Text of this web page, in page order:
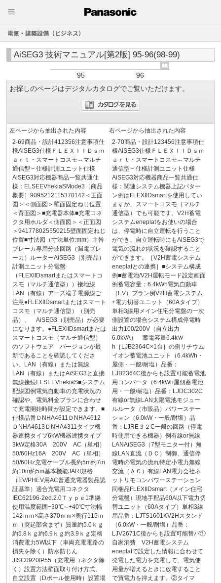
電気・建築設備（ビジネス）
AiSEG3 技術マニュアル[第2版] 95-96(98-99)
95
96
お探しのページはデジタルカタログでご覧いただけます。
左ページから抽出された内容
2-69商品・設計412356注意事項仕
様AiSEG3仕様ＦＬＥＸＩＩＤｓｍ
ａｒｔ・スマートコスモ︵マルチ
通信型︶仕様計測ユニット仕様
AiSEG3対応機器商品一覧共通仕
様：ELSEEVhekiaSMode3［商品
概要］9095212115370142＜正面
図＞＜側面図＞壁面固定ねじ位置
＜背面図＞■充電器本体■充電コネ
クタ用ホルダ＜側面図＞＜正面図
＞941778025550215壁面固定ねじ
位置■寸法図（寸法単位:mm）主幹
ブレーカ専用分岐回路（漏電ブレ
ーカ）ルーターAiSEG3（別売品）
計測ユニット分電盤
（FLEXIIDsmartまたはスマートコ
スモ（マルチ通信型））接地線
LAN（有線）アース端子電源線ご
注意●FLEXIIDsmartまたはスマート
コスモ（マルチ通信型）（別売
品）、 AiSEG3（別売品）が必要
になります。●FLEXIIDsmartまたは
スマートコスモ（マルチ通信型）
のソフトウェア バージョンが最
新であることを確認してくださ
い。LAN（有線）または無線
LAN（有線）またはAiSEG3と直接
無線接続ELSEEVhekiaS■システム
配線図例電気自動車の充電状況の
確認や、電気料金プランに合わせ
て充電開始時間が設定できます。■
仕様品番ＤNHA4611ＤNHA4612
ＤNHA4613ＤNHA4311タイプ機
器連携タイプ6kW機器連携タイプ
3kW定格30A 200V AC（単相）
50/60Hz16A 200V AC（単相）
50/60Hz充電ケーブル長約5m約7m
約10m約5m基本機能JARI規格
（EV/PHEV用AC普通充電器製品認
証基準）適合充電用コネクタ
IEC62196-2ed.2.0Ｔｙｐｅ1準拠
使用温度範囲−30℃∼+40℃寸法幅
142ｍｍ×高さ370ｍｍ×奥行115ｍ
ｍ（突起部含まず）質量約5.0ｋｇ
約5.8ｋｇ約6.9ｋｇ約3.9ｋｇ定格
消費電力5W以下（車両充電電路の
損失を除く）防水防じん
JISC0920IP55（充電用コネクタ除
く）設置方法壁面取り付け方式、
自立設置（Dポール使用時）設置場
右ページから抽出された内容
2-70商品・設計123456注意事項仕
様AiSEG3仕様ＦＬＥＸＩＩＤｓｍ
ａｒｔ・スマートコスモ︵マルチ
通信型︶仕様計測ユニット仕様
AiSEG3対応機器商品一覧共通仕
様：関連システム機器上記パター
ン例はFLEXIIDsmartを使用してい
ますが、スマートコスモ（マルチ
通信型）でも可能です。V2H蓄電
システムeneplatをお使いの場合
は、停電時に自立運転を行うこと
ができ、自立運転時にもAiSEG3で
電気の流れの状況を確認すること
ができます。［V2H蓄電システム
eneplatとの連携］■システム構成
例■蓄電池/V2H運転モード設定画面
例蓄電容量：6.4kWh電気自動車
（EV）プラン例V2H蓄電システム
+電力切替ユニット（60Aタイプ）
単相3線用メイン住宅分電盤の一次
側設置の場合システム構成停電時
出力100/200V（自立出力
6.0kVA） 蓄電容量6.4kＷ
h［LJB2364C×1台］の例リチウム
イオン蓄電池ユニット（6.4kWh・
屋側・一般/耐塩）品番：
LJB2364C後からも設置可能蓄電池
用コンバータ（6.4kWh屋側蓄電池
用・一般/耐塩）品番：LJDC302C
有線or無線LAN太陽電池モジュー
ルルータ（市販品）パワーステー
ション（6.0kW・一般/耐塩）品
番：LJRE３２C一般の回路（停電
時使用できる機器）例有線or無線
LANAiSEG3（7型モニター付）無
線LAN直流（ＤＣ）制御、通信停
電時の電気の流れ特定小電力無線
交流（ＡＣ）有線LAN電力会社ネ
ットリモコンパワーステーション
同梱品FLEXIIDsmart（メイン住宅
分電盤）現地手配品60A以下電力切
替ユニット（60Aタイプ）単相3線
用品番：LJTS1601KV2Hスタンド
（6.0kW・一般/耐塩）品番：
LJV2671C後からも設置可能替パ①
自家消費 V2H蓄電システム
eneplatで設定した情報に合わせて
発電した電力を充電して、電気使
用量が増えるときに放電すること
で買電力を抑えます。②タイマ